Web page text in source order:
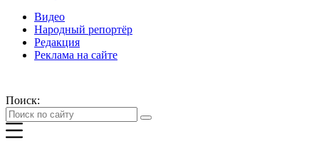
Видео
Народный репортёр
Редакция
Реклама на сайте
Поиск: